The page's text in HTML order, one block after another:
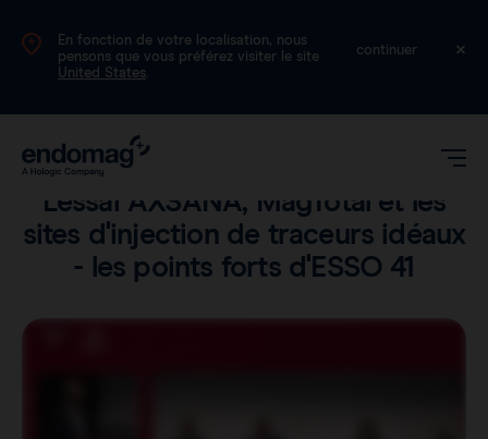
En fonction de votre localisation, nous
pensons que vous préférez visiter le site
United States.
continuer
FR
L'essai AXSANA, MagTotal et les
sites d'injection de traceurs idéaux
- les points forts d'ESSO 41